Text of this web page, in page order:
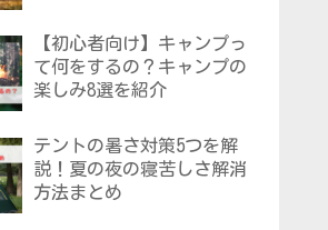
【初心者向け】キャンプっ
て何をするの？キャンプの
楽しみ8選を紹介
テントの暑さ対策5つを解
説！夏の夜の寝苦しさ解消
方法まとめ